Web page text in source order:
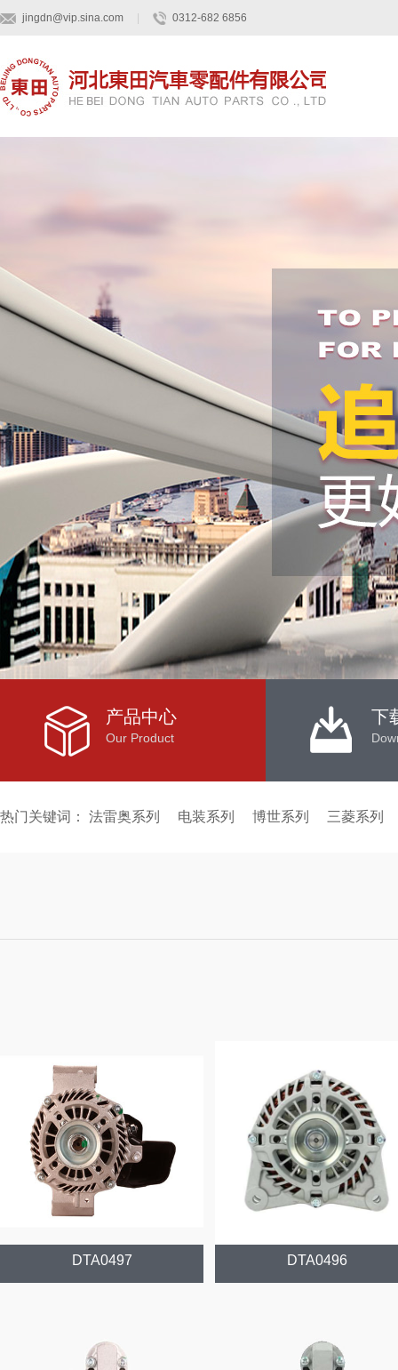
jingdn@vip.sina.com 0312-682 6856
产品中心
Our Product
下
热门关键词： 法雷奥系列 电装系列 博世系列 三菱系列
DTA0497 DTA0496